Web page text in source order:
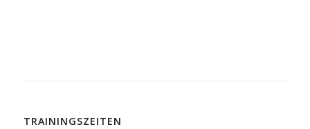
TRAININGSZEITEN